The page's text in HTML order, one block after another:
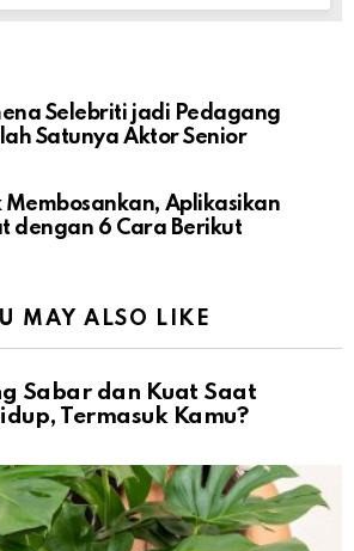
Selebriti jadi Pedagang
Satunya Aktor Senior
Membosankan, Aplikasikan
dengan 6 Cara Berikut
MAY ALSO LIKE
Sabar dan Kuat Saat
Termasuk Kamu?